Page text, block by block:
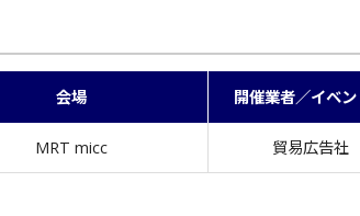
会場 開催業者／イベン
MRT micc 貿易広告社